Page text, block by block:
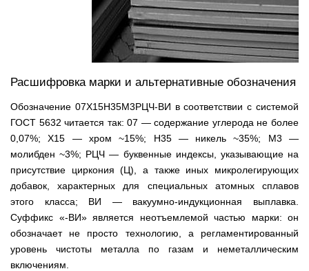
Расшифровка марки и альтернативные обозначения
Обозначение 07Х15Н35М3РЦЧ-ВИ в соответствии с системой
ГОСТ 5632 читается так: 07 — содержание углерода не более
0,07%; Х15 — хром ~15%; Н35 — никель ~35%; М3 —
молибден ~3%; РЦЧ — буквенные индексы, указывающие на
присутствие циркония (Ц), а также иных микролегирующих
добавок, характерных для специальных атомных сплавов
этого класса; ВИ — вакуумно-индукционная выплавка.
Суффикс «-ВИ» является неотъемлемой частью марки: он
обозначает не просто технологию, а регламентированный
уровень чистоты металла по газам и неметаллическим
включениям.